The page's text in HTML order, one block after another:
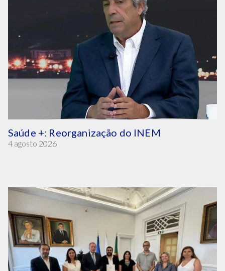
Saúde +: Reorganização do INEM
4 agosto 2026